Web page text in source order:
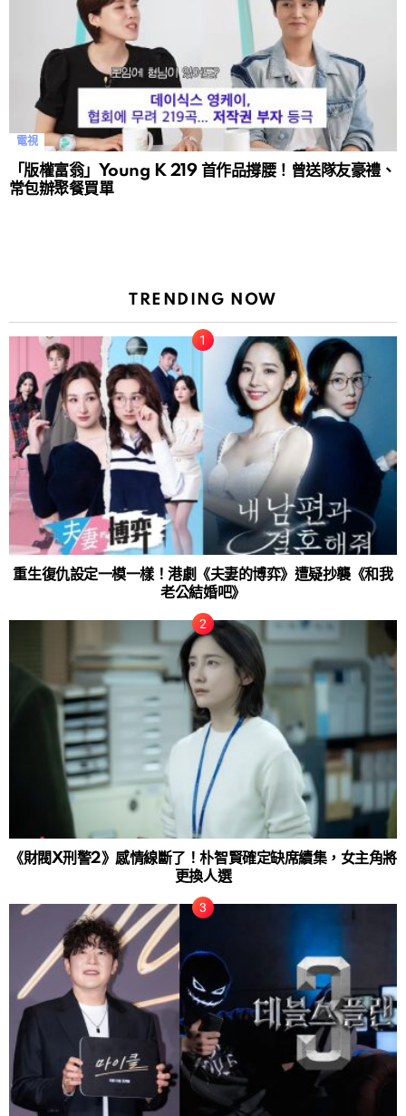
電視
「版權富翁」Young K 219 首作品撐腰！曾送隊友豪禮、
常包辦聚餐買單
TRENDING NOW
重生復仇設定一模一樣！港劇《夫妻的博弈》遭疑抄襲《和我
老公結婚吧》
《財閥X刑警2》感情線斷了！朴智賢確定缺席續集，女主角將
更換人選